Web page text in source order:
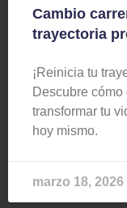
Cambio
trayectoria
¡Reinicia tu
Descubre
transformar tu
hoy mismo.
marzo 18, 2026